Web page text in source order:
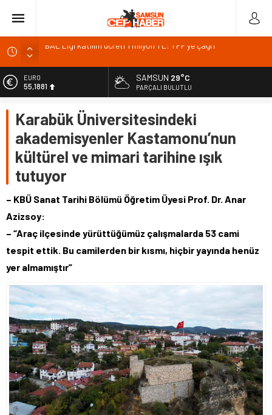
TFF 2026
Gazze’de can kaybı 73 bin 386’ya yükseldi
Kıyı alanlarında bakım ve güvenlik için yeni düzenleme
başladı
EURO
55,1881
6.660,55
BİST
13.779,39
47,7111
SAMSUN 29°C
PARÇALI BULUTLU
Karabük Üniversitesindeki
akademisyenler Kastamonu’nun
kültürel ve mimari tarihine ışık
tutuyor
– KBÜ Sanat Tarihi Bölümü Öğretim Üyesi Prof. Dr. Anar
Azizsoy:
– “Araç ilçesinde yürüttüğümüz çalışmalarda 53 cami
tespit ettik. Bu camilerden bir kısmı, hiçbir yayında henüz
yer almamıştır”